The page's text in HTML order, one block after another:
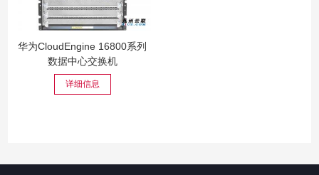
华为CloudEngine 16800系列
数据中心交换机
详细信息